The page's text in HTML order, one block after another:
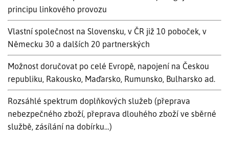
principu linkového provozu
Vlastní společnost na Slovensku, v ČR již 10 poboček, v
Německu 30 a dalších 20 partnerských
Možnost doručovat po celé Evropě, napojení na Českou
republiku, Rakousko, Maďarsko, Rumunsko, Bulharsko ad.
Rozsáhlé spektrum doplňkových služeb (přeprava
nebezpečného zboží, přeprava dlouhého zboží ve sběrné
službě, zásílání na dobírku…)